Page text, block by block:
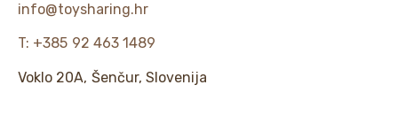
info@toysharing.hr
T: +385 92 463 1489
Voklo 20A, Šenčur, Slovenija